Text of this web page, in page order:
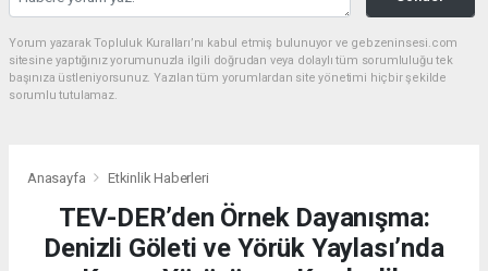
Yorum yazarak Topluluk Kuralları’nı kabul etmiş bulunuyor ve gebzeninsesi.com
sitesine yaptığınız yorumunuzla ilgili doğrudan veya dolaylı tüm sorumluluğu tek
başınıza üstleniyorsunuz. Yazılan tüm yorumlardan site yönetimi hiçbir şekilde
sorumlu tutulamaz.
Anasayfa Etkinlik Haberleri
TEV-DER’den Örnek Dayanışma:
Denizli Göleti ve Yörük Yaylası’nda